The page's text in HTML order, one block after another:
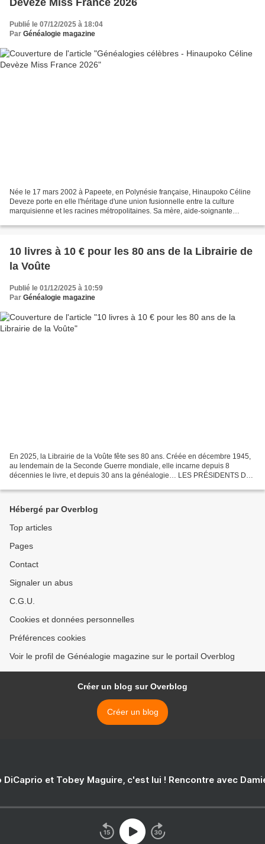
Publié le 07/12/2025 à 18:04
Par Généalogie magazine
Née le 17 mars 2002 à Papeete, en Polynésie française, Hinaupoko Céline
Deveze porte en elle l'héritage d'une union fusionnelle entre la culture
marquisienne et les racines métropolitaines. Sa mère, aide-soignante
10 livres à 10 € pour les 80 ans de la Librairie de
la Voûte
Publié le 01/12/2025 à 10:59
Par Généalogie magazine
En 2025, la Librairie de la Voûte fête ses 80 ans. Créée en décembre 1945,
au lendemain de la Seconde Guerre mondiale, elle incarne depuis 8
décennies le livre, et depuis 30 ans la généalogie… LES PRÉSIDENTS DE
Hébergé par Overblog
Top articles
Pages
Contact
Signaler un abus
C.G.U.
Cookies et données personnelles
Préférences cookies
Voir le profil de Généalogie magazine sur le portail Overblog
Créer un blog sur Overblog
Créer un blog
DiCaprio et Tobey Maguire, c'est lui ! Rencontre avec